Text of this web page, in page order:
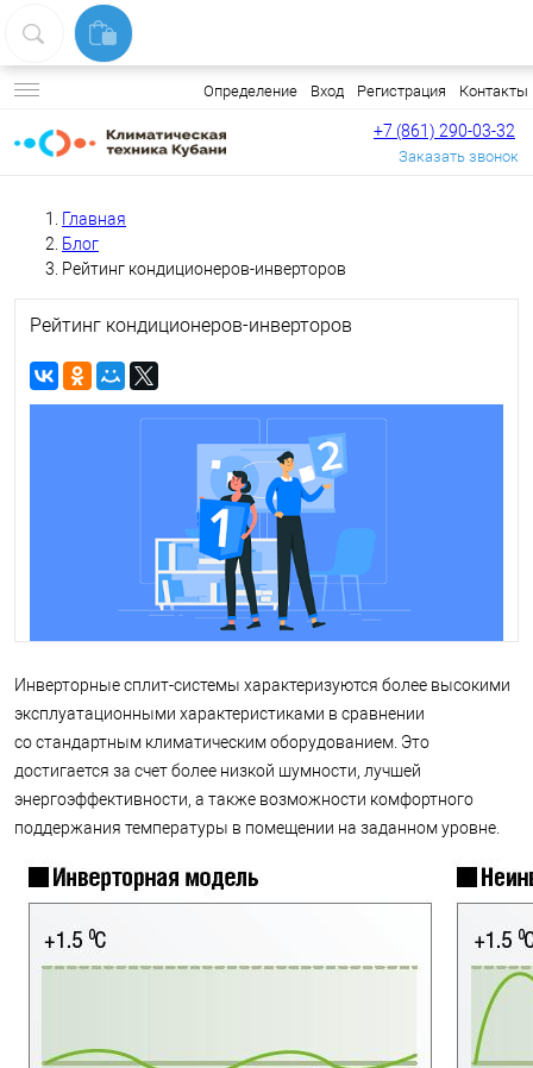
Определение Вход Регистрация Контакты
+7 (861) 290-03-32
Заказать звонок
Главная
Блог
Рейтинг кондиционеров-инверторов
Рейтинг кондиционеров-инверторов
Инверторные сплит-системы характеризуются более высокими
эксплуатационными характеристиками в сравнении
со стандартным климатическим оборудованием. Это
достигается за счет более низкой шумности, лучшей
энергоэффективности, а также возможности комфортного
поддержания температуры в помещении на заданном уровне.